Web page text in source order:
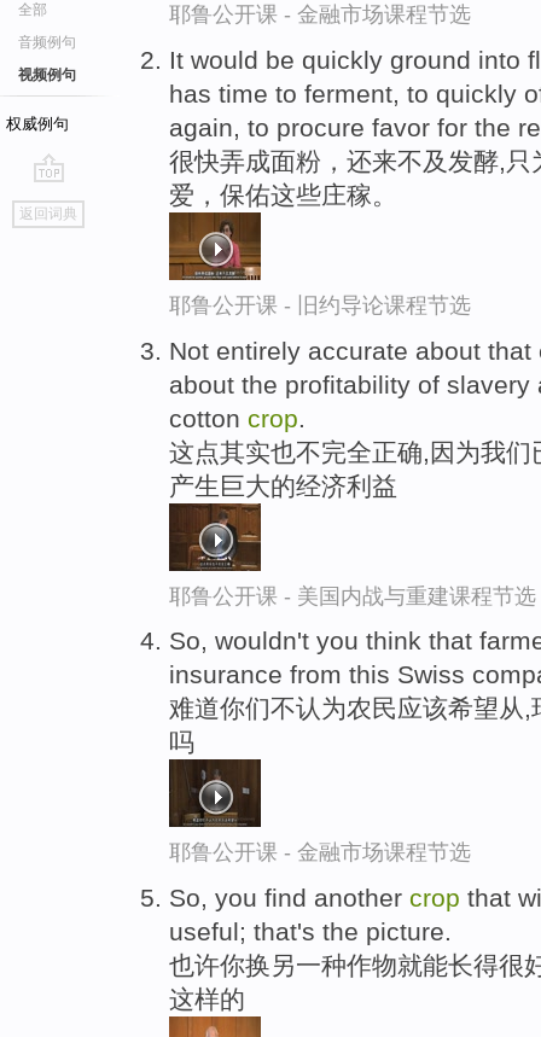
全部
音频例句
视频例句
权威例句
go
top
返回词典
耶鲁公开课 - 金融市场课程节选
It would be quickly ground into
has time to ferment, to quickly
again, to procure favor for the
很快弄成面粉，还来不及发酵,
爱，保佑这些庄稼。
耶鲁公开课 - 旧约导论课程节选
Not entirely accurate about
about the profitability of
cotton crop
这点其实也不完全正确,因为我
产生巨大的经济利益
耶鲁公开课 - 美国内战与重建课程节选
So, wouldn't you think that
insurance from this Swiss
难道你们不认为农民应该希望从
吗
耶鲁公开课 - 金融市场课程节选
So, you find another crop that
useful; that's the picture.
也许你换另一种作物就能长得很
这样的